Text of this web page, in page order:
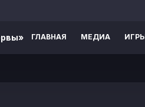
ГЛАВНАЯ МЕДИА